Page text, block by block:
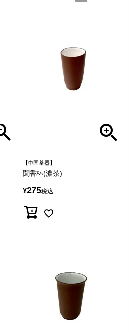
【中国茶器】
聞香杯(濃茶)
¥275税込